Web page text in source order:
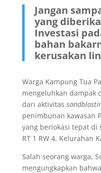
Jangan
yang
Investasi
bahan
kerusakan
Warga Kampung Tua
mengeluhkan dampak
dari aktivitas
penimbunan kawasan
yang berlokasi tepat di
RT 1 RW 4, Kelurahan
Salah seorang warga,
mengungkapkan